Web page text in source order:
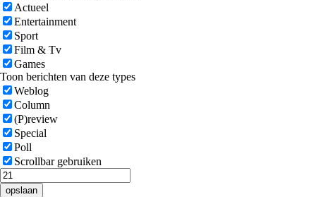
Actueel
Entertainment
Sport
Film & Tv
Games
Toon berichten van deze types
Weblog
Column
(P)review
Special
Poll
Scrollbar gebruiken
opslaan